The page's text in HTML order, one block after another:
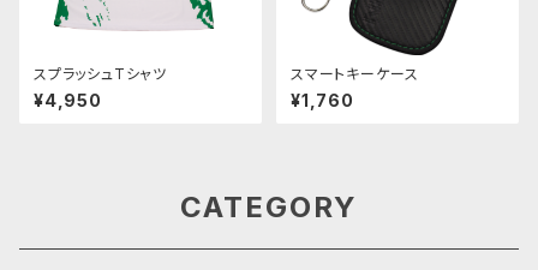
スプラッシュTシャツ
¥4,950
スマートキーケース
¥1,760
CATEGORY